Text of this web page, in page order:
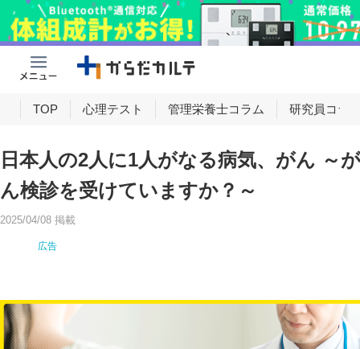
TOP 心理テスト 管理栄養士コラム 研究員コラ
日本人の2人に1人がなる病気、がん ～が
ん検診を受けていますか？～
2025/04/08 掲載